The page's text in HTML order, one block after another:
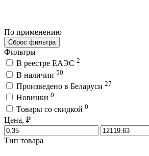
По применению
Сброс фильтра
Фильтры
В реестре ЕАЭС 2
В наличии 50
Произведено в Беларуси 27
Новинки 0
Товары со скидкой 0
Цена, ₽
Тип товара